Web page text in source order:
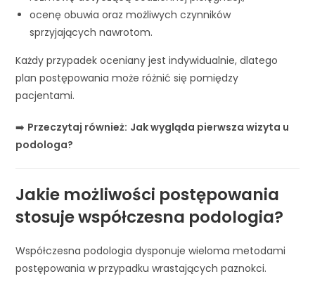
ocenę obuwia oraz możliwych czynników
sprzyjających nawrotom.
Każdy przypadek oceniany jest indywidualnie, dlatego
plan postępowania może różnić się pomiędzy
pacjentami.
➡️ Przeczytaj również: Jak wygląda pierwsza wizyta u
podologa?
Jakie możliwości postępowania
stosuje współczesna podologia?
Współczesna podologia dysponuje wieloma metodami
postępowania w przypadku wrastających paznokci.